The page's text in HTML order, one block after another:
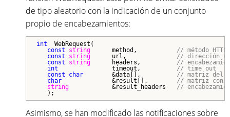
de tipo aleatorio con la indicación de un conjunto
propio de encabezamientos:
int WebRequest(
const
string method, // método HTTP
const
string url, // dirección
const
string headers, //
int timeout, // time out
const
char &data[], // matriz del
char &result[], // matriz con
string &result_headers //
);
Asimismo, se han modificado las notificaciones sobre